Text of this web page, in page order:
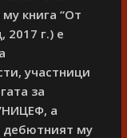
книга “От
2017 г.) е
участници
за
а
дебютният му